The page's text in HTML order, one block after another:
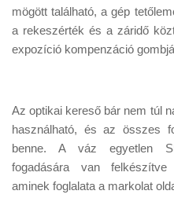
mögött található, a gép
a rekeszérték és a záridő
expozíció kompenzáció
Az optikai kereső bár nem túl
használható, és az összes
benne. A váz egyetlen
fogadására van felkészítve
aminek foglalata a markolat